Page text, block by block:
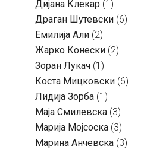
Дијана Клекар (1)
Драган Шутевски (6)
Емилија Али (2)
Жарко Конески (2)
Зоран Лукач (1)
Коста Мицковски (6)
Лидија Зорба (1)
Маја Смилевска (3)
Марија Мојсоска (3)
Марина Анчевска (3)